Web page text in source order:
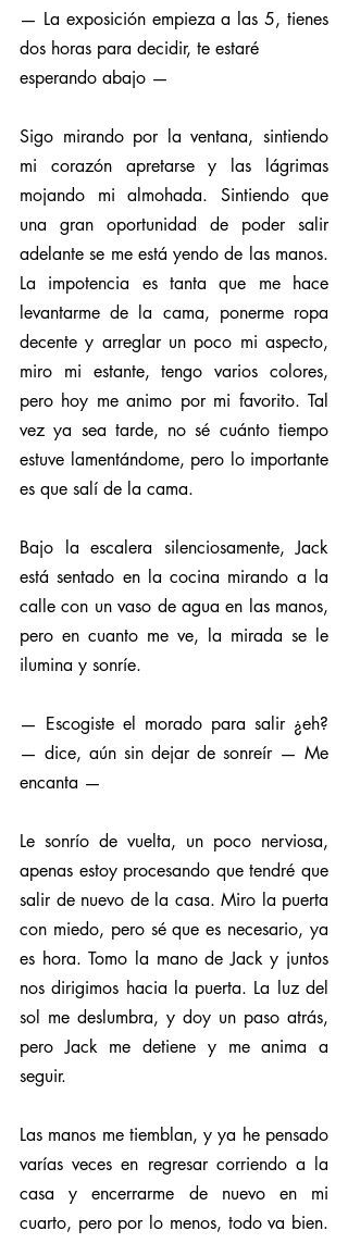
— La exposición empieza a las 5, tienes
dos horas para decidir, te estaré
esperando abajo —
Sigo mirando por la ventana, sintiendo
mi corazón apretarse y las lágrimas
mojando mi almohada. Sintiendo que
una gran oportunidad de poder salir
adelante se me está yendo de las manos.
La impotencia es tanta que me hace
levantarme de la cama, ponerme ropa
decente y arreglar un poco mi aspecto,
miro mi estante, tengo varios colores,
pero hoy me animo por mi favorito. Tal
vez ya sea tarde, no sé cuánto tiempo
estuve lamentándome, pero lo importante
es que salí de la cama.
Bajo la escalera silenciosamente, Jack
está sentado en la cocina mirando a la
calle con un vaso de agua en las manos,
pero en cuanto me ve, la mirada se le
ilumina y sonríe.
— Escogiste el morado para salir ¿eh?
— dice, aún sin dejar de sonreír — Me
encanta —
Le sonrío de vuelta, un poco nerviosa,
apenas estoy procesando que tendré que
salir de nuevo de la casa. Miro la puerta
con miedo, pero sé que es necesario, ya
es hora. Tomo la mano de Jack y juntos
nos dirigimos hacia la puerta. La luz del
sol me deslumbra, y doy un paso atrás,
pero Jack me detiene y me anima a
seguir.
Las manos me tiemblan, y ya he pensado
varías veces en regresar corriendo a la
casa y encerrarme de nuevo en mi
cuarto, pero por lo menos, todo va bien.